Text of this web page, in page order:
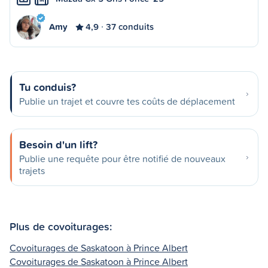
Amy 4,9 37 conduits
Tu conduis?
Publie un trajet et couvre tes coûts de déplacement
Besoin d'un lift?
Publie une requête pour être notifié de nouveaux
trajets
Plus de covoiturages:
Covoiturages de Saskatoon à Prince Albert
Covoiturages de Saskatoon à Prince Albert